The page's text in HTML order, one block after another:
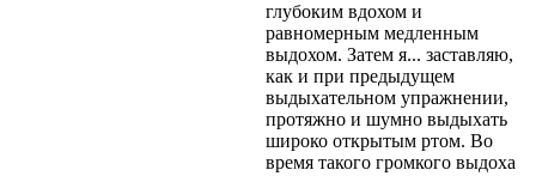
глубоким вдохом и
равномерным медленным
выдохом. Затем я... заставляю,
как и при предыдущем
выдыхательном упражнении,
протяжно и шумно выдыхать
широко открытым ртом. Во
время такого громкого выдоха